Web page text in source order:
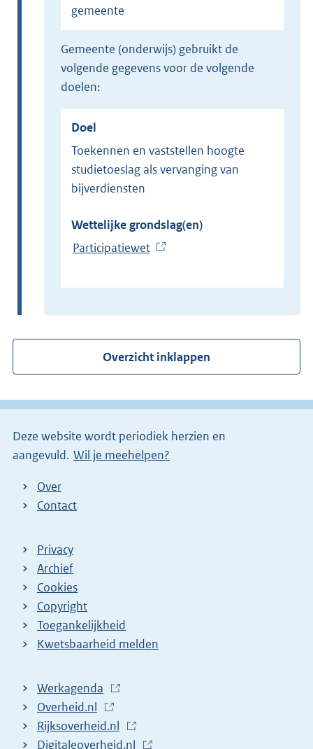
gemeente
gemeente (onderwijs) gebruikt de
volgende gegevens voor de volgende
doelen:
Doel
Toekennen en vaststellen hoogte
studietoeslag als vervanging van
bijverdiensten
Wettelijke grondslag(en)
Participatiewet(
x
r
n
l
n
k
Overzicht inklappen
Deze website wordt periodiek herzien en
aangevuld. Wil je meehelpen?
Over
Contact
Privacy
Archief
Cookies
Copyright
Toegankelijkheid
Kwetsbaarheid melden
Werkagenda
E
x
t
Overheid.nl
E
x
Rijksoverheid.nl
E
Digitaleoverheid.nl